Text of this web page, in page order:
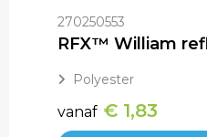
270250553
Polyester
vanaf € 1,83